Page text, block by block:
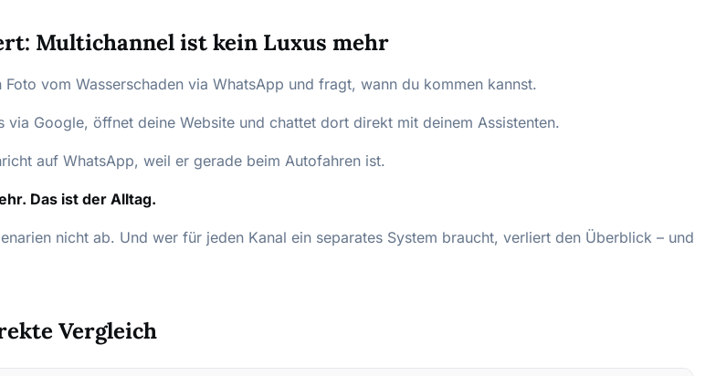
Multichannel ist kein Luxus mehr
vom Wasserschaden via WhatsApp und fragt, wann du kommen kannst.
via Google, öffnet deine Website und chattet dort direkt mit deinem Assistenten.
auf WhatsApp, weil er gerade beim Autofahren ist.
Das ist der Alltag.
nicht ab. Und wer für jeden Kanal ein separates System braucht, verliert den Überblick – und
Vergleich